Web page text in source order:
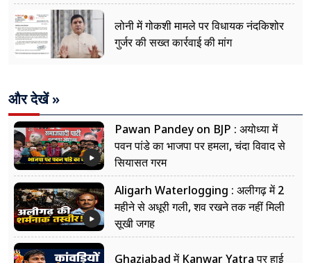
लोनी में गोकशी मामले पर विधायक नंदकिशोर
गुर्जर की सख्त कार्रवाई की मांग
और देखें »
Pawan Pandey on BJP : अयोध्या में
पवन पांडे का भाजपा पर हमला, चंदा विवाद से
सियासत गरम
Aligarh Waterlogging : अलीगढ़ में 2
महीने से अधूरी गली, शव रखने तक नहीं मिली
सूखी जगह
Ghaziabad में Kanwar Yatra पर हाई